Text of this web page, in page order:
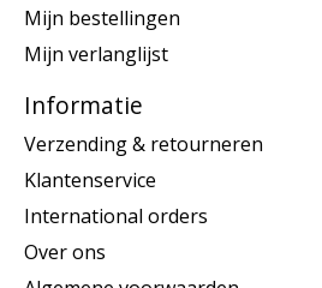
Mijn bestellingen
Mijn verlanglijst
Informatie
Verzending & retourneren
Klantenservice
International orders
Over ons